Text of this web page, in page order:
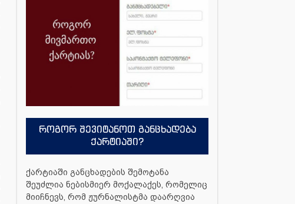
როგორ შევიტანოთ განცხადება
ქარტიაში?
ქარტიაში განცხადების შემოტანა
შეუძლია ნებისმიერ მოქალაქეს, რომელიც
მიიჩნევს, რომ ჟურნალისტმა დაარღვია